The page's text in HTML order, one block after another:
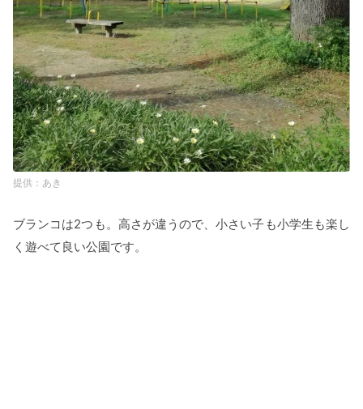
あき
ブランコは2つも。高さが違うので、小さい子も小学生も楽し
く遊べて良い公園です。